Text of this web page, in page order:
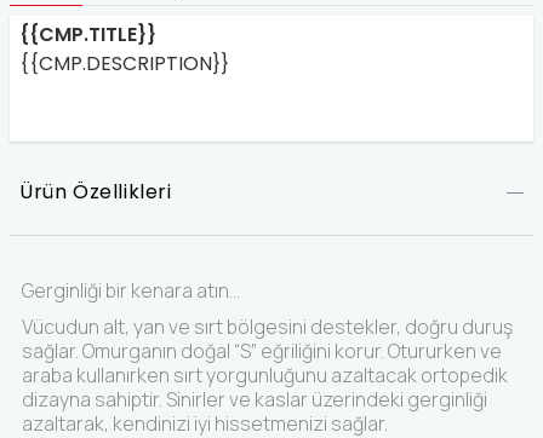
{{CMP.TITLE}}
{{CMP.DESCRIPTION}}
Ürün Özellikleri
Gerginliği bir kenara atın…
Vücudun alt, yan ve sırt bölgesini destekler, doğru duruş
sağlar. Omurganın doğal “S” eğriliğini korur. Otururken ve
araba kullanırken sırt yorgunluğunu azaltacak ortopedik
dizayna sahiptir. Sinirler ve kaslar üzerindeki gerginliği
azaltarak, kendinizi iyi hissetmenizi sağlar.